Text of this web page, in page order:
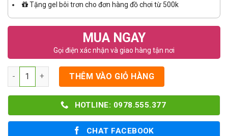
Tặng gel bôi trơn cho đơn hàng đồ chơi từ 500k
MUA NGAY
Gọi điện xác nhận và giao hàng tận nơi
Số lượng THÊM VÀO GIỎ HÀNG
HOTLINE: 0978.555.377
CHAT FACEBOOK